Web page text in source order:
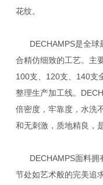
花纹。
DECHAMPS是全
合精仿细致的工艺。主
100支、120支、140支
整理生产加工线。
倍密度，牢靠度，水洗
和无刺激，质地精良，
DECHAMPS面料
节处如艺术般的完美追